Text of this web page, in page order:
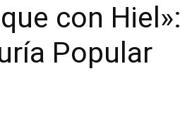
con Hiel»:
Popular